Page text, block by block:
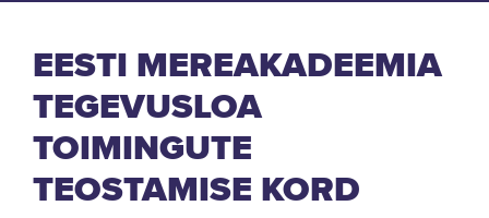
EESTI MEREAKADEEMIA
TEGEVUSLOA
TOIMINGUTE
TEOSTAMISE KORD